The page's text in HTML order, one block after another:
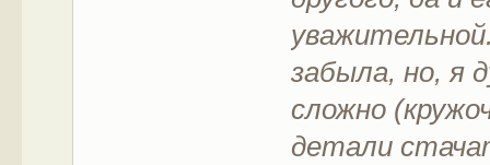
забыла, но, я
сложно
детали